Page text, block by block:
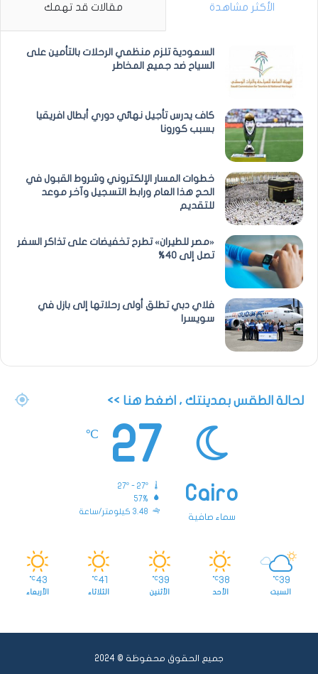
الأكثر مشاهدة مقالات قد تهمك
السعودية تلزم منظمي الرحلات بالتأمين على
السياح ضد جميع المخاطر
كاف يدرس تأجيل نهائي دوري أبطال افريقيا
بسبب كورونا
خطوات المسار الإلكتروني وشروط القبول في
الحج هذا العام ورابط التسجيل وآخر موعد
للتقديم
«مصر للطيران» تطرح تخفيضات على تذاكر السفر
تصل إلى 40%
فلاي دبي تطلق أولى رحلاتها إلى بازل في
سويسرا
لحالة الطقس بمدينتك ، اضغط هنا >>
Cairo
سماء صافية
27
℃
57%
3.48 كيلومتر/ساعة
39
℃
السبت
38
℃
الأحد
39
℃
الأثنين
41
℃
الثلاثاء
43
℃
الأربعاء
جميع الحقوق محفوظة © 2024